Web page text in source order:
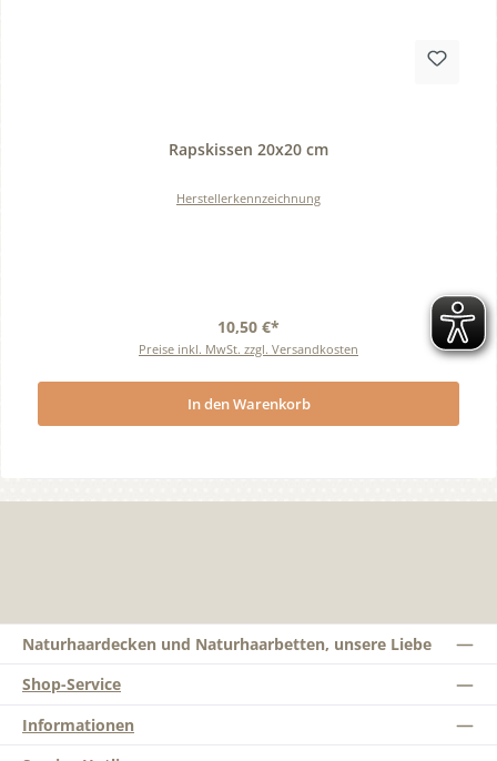
Rapskissen 20x20 cm
Herstellerkennzeichnung
10,50 €*
Preise inkl. MwSt. zzgl. Versandkosten
In den Warenkorb
Naturhaardecken und Naturhaarbetten, unsere Liebe
Shop-Service
Informationen